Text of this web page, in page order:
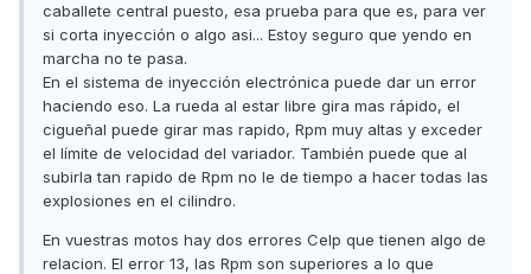
caballete central puesto, esa prueba para que es, para ver
si corta inyección o algo asi... Estoy seguro que yendo en
marcha no te pasa.
En el sistema de inyección electrónica puede dar un error
haciendo eso. La rueda al estar libre gira mas rápido, el
cigueñal puede girar mas rapido, Rpm muy altas y exceder
el límite de velocidad del variador. También puede que al
subirla tan rapido de Rpm no le de tiempo a hacer todas las
explosiones en el cilindro.
En vuestras motos hay dos errores Celp que tienen algo de
relacion. El error 13, las Rpm son superiores a lo que